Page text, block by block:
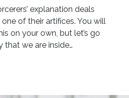
explanation deals
of their artifices. You will
on your own, but let’s go
that we are inside…